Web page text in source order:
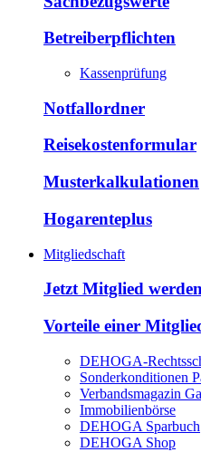
Betreiberpflichten
Kassenprüfung
Notfallordner
Reisekostenformular
Musterkalkulationen
Hogarenteplus
Mitgliedschaft
Jetzt Mitglied
Vorteile einer
DEHOGA-
Sonderkonditionen
Verbandsmagazin
Immobilienbörse
DEHOGA Sparbuch
DEHOGA Shop